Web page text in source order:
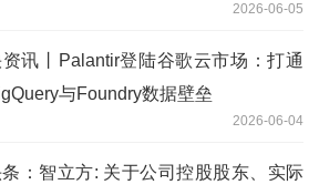
2026-06-05
讯丨Palantir登陆谷歌云市场：打通
与Foundry数据壁垒
2026-06-04
：智立方: 关于公司控股股东、实际